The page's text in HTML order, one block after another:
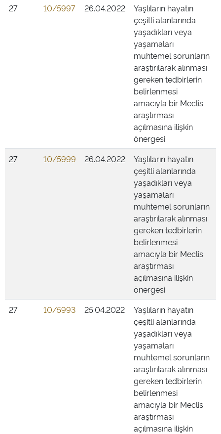
27
10/5997 26.04.2022
Yaşlıların hayatın
çeşitli alanlarında
yaşadıkları veya
yaşamaları
muhtemel sorunların
araştırılarak alınması
gereken tedbirlerin
belirlenmesi
amacıyla bir Meclis
araştırması
açılmasına ilişkin
önergesi
27
10/5999 26.04.2022
Yaşlıların hayatın
çeşitli alanlarında
yaşadıkları veya
yaşamaları
muhtemel sorunların
araştırılarak alınması
gereken tedbirlerin
belirlenmesi
amacıyla bir Meclis
araştırması
açılmasına ilişkin
önergesi
27
10/5993 25.04.2022
Yaşlıların hayatın
çeşitli alanlarında
yaşadıkları veya
yaşamaları
muhtemel sorunların
araştırılarak alınması
gereken tedbirlerin
belirlenmesi
amacıyla bir Meclis
araştırması
açılmasına ilişkin